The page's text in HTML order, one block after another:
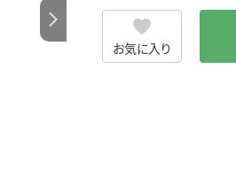
お気に入り